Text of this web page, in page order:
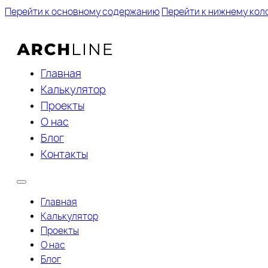
Перейти к основному содержанию Перейти к нижнему
Главная
Калькулятор
Проекты
О нас
Блог
Контакты
Главная
Калькулятор
Проекты
О нас
Блог